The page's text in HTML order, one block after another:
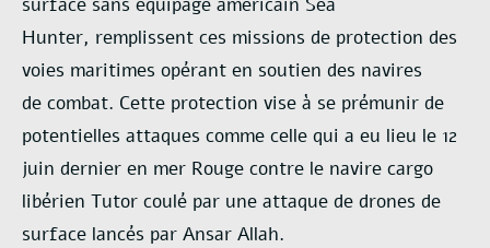
Hunter, remplissent ces missions de protection des
voies maritimes opérant en soutien des navires
de combat. Cette protection vise à se prémunir de
potentielles attaques comme celle qui a eu lieu le 12
juin dernier en mer Rouge contre le navire cargo
libérien Tutor coulé par une attaque de drones de
surface lancés par Ansar Allah.